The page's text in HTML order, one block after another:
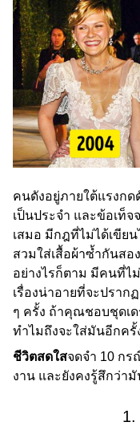
คนดังอยู่ภายใต้แรงก
เป็นประจำ และข้อเท็
เสมอ มีกฎที่ไม่ได้เขีย
สวมใส่เสื้อผ้าซ้ำกันสอ
อย่างไรก็ตาม มีคนที่ไ
เรื่องน่าอายที่จะปรา
ๆ ครั้ง ถ้าคุณชอบชุดเ
ทำไมถึงจะใส่มันอีกครั้
ชีวิตสดใสจดจำ 10 กร
งาน และยังคงรู้สึกว่า